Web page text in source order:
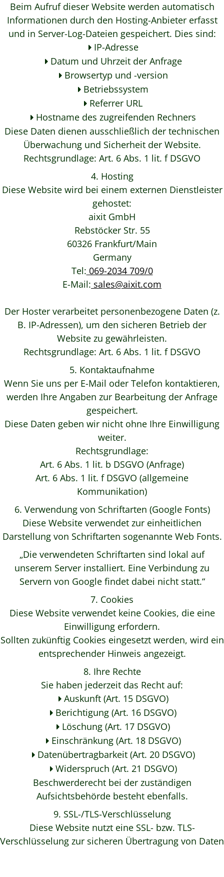
Beim Aufruf dieser Website werden automatisch
Informationen durch den Hosting-Anbieter erfasst
und in Server-Log-Dateien gespeichert. Dies sind:
IP-Adresse
Datum und Uhrzeit der Anfrage
Browsertyp und -version
Betriebssystem
Referrer URL
Hostname des zugreifenden Rechners
Diese Daten dienen ausschließlich der technischen
Überwachung und Sicherheit der Website.
Rechtsgrundlage: Art. 6 Abs. 1 lit. f DSGVO
4. Hosting
Diese Website wird bei einem externen Dienstleister
gehostet:
aixit GmbH
Rebstöcker Str. 55
60326 Frankfurt/Main
Germany
Tel: 069-2034 709/0
E-Mail: sales@aixit.com
Der Hoster verarbeitet personenbezogene Daten (z.
B. IP-Adressen), um den sicheren Betrieb der
Website zu gewährleisten.
Rechtsgrundlage: Art. 6 Abs. 1 lit. f DSGVO
5. Kontaktaufnahme
Wenn Sie uns per E-Mail oder Telefon kontaktieren,
werden Ihre Angaben zur Bearbeitung der Anfrage
gespeichert.
Diese Daten geben wir nicht ohne Ihre Einwilligung
weiter.
Rechtsgrundlage:
Art. 6 Abs. 1 lit. b DSGVO (Anfrage)
Art. 6 Abs. 1 lit. f DSGVO (allgemeine
Kommunikation)
6. Verwendung von Schriftarten (Google Fonts)
Diese Website verwendet zur einheitlichen
Darstellung von Schriftarten sogenannte Web Fonts.
„Die verwendeten Schriftarten sind lokal auf
unserem Server installiert. Eine Verbindung zu
Servern von Google findet dabei nicht statt.“
7. Cookies
Diese Website verwendet keine Cookies, die eine
Einwilligung erfordern.
Sollten zukünftig Cookies eingesetzt werden, wird ein
entsprechender Hinweis angezeigt.
8. Ihre Rechte
Sie haben jederzeit das Recht auf:
Auskunft (Art. 15 DSGVO)
Berichtigung (Art. 16 DSGVO)
Löschung (Art. 17 DSGVO)
Einschränkung (Art. 18 DSGVO)
Datenübertragbarkeit (Art. 20 DSGVO)
Widerspruch (Art. 21 DSGVO)
Beschwerderecht bei der zuständigen
Aufsichtsbehörde besteht ebenfalls.
9. SSL-/TLS-Verschlüsselung
Diese Website nutzt eine SSL- bzw. TLS-
Verschlüsselung zur sicheren Übertragung von Daten